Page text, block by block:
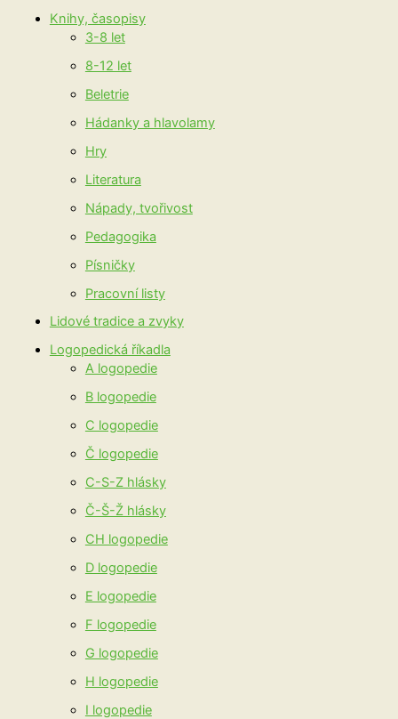
Knihy, časopisy
3-8 let
8-12 let
Beletrie
Hádanky a hlavolamy
Hry
Literatura
Nápady, tvořivost
Pedagogika
Písničky
Pracovní listy
Lidové tradice a zvyky
Logopedická říkadla
A logopedie
B logopedie
C logopedie
Č logopedie
C-S-Z hlásky
Č-Š-Ž hlásky
CH logopedie
D logopedie
E logopedie
F logopedie
G logopedie
H logopedie
I logopedie